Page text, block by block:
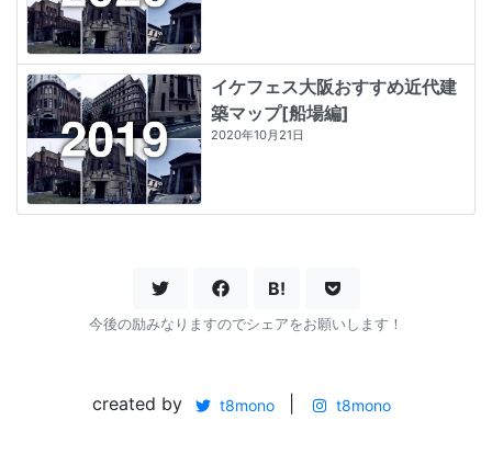
イケフェス大阪おすすめ近代建
築マップ[船場編]
2020年10月21日
B!
今後の励みなりますのでシェアをお願いします！
created by t8mono t8mono